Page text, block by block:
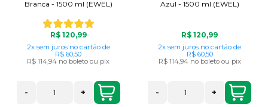
Branca - 1500 ml (EWEL)
R$ 120,99
2x sem juros no cartãode
R$ 60,50
R$ 114,94 no boleto ou pix
- +
Azul - 1500 ml (EWEL)
R$ 120,99
2x sem juros no cartão de
R$ 60,50
R$ 114,94 no boleto ou pix
- +